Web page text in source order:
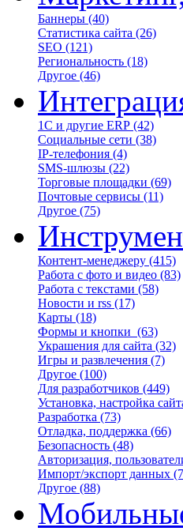
Баннеры (40)
Статистика сайта (26)
SEO (121)
Региональность (18)
Другое (46)
1С и другие ERP (42)
Социальные сети (38)
IP-телефония (4)
SMS-шлюзы (22)
Торговые площадки (69)
Почтовые сервисы (11)
Другое (75)
Контент-менеджеру (415)
Работа с фото и видео (83)
Работа с текстами (58)
Новости и rss (17)
Карты (18)
Формы и кнопки (63)
Украшения для сайта (32)
Игры и развлечения (7)
Другое (100)
Для разработчиков (449)
Установка, настройка
Разработка (73)
Отладка, поддержка (66)
Безопасность (48)
Авторизация,
Импорт/экспорт данных
Другое (88)